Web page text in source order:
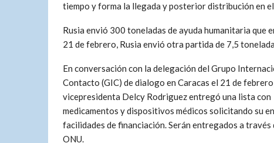
tiempo y forma la llegada y posterior distribución en
Rusia envió 300 toneladas de ayuda humanitaria
21 de febrero, Rusia envió otra partida de 7,5
En conversación con la delegación del Grupo
Contacto (GIC) de dialogo en Caracas el 21 de
vicepresidenta Delcy Rodriguez entregó una lista con
medicamentos y dispositivos médicos solicitando su
facilidades de financiación. Serán entregados a través
ONU.